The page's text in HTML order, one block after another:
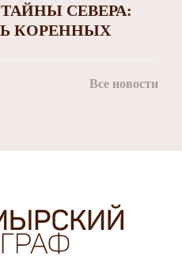
СЕВЕРА:
КОРЕННЫХ
Все новости